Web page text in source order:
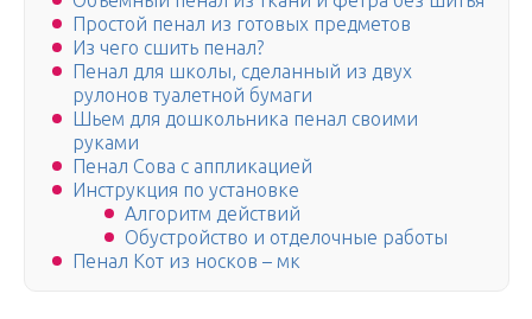
Простой пенал из готовых предметов
Из чего сшить пенал?
Пенал для школы, сделанный из двух
рулонов туалетной бумаги
Шьем для дошкольника пенал своими
руками
Пенал Сова с аппликацией
Инструкция по установке
Алгоритм действий
Обустройство и отделочные работы
Пенал Кот из носков – мк